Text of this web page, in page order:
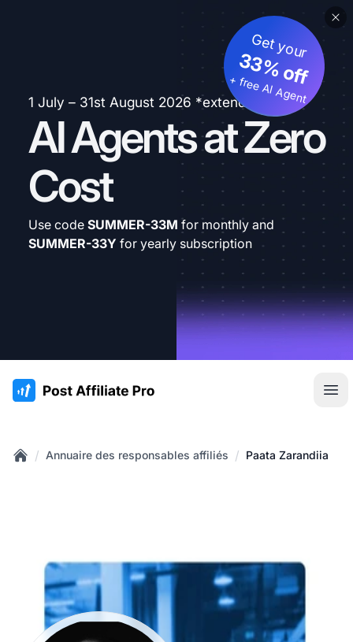
1 July – 31st August 2026 *extended
AI Agents at Zero
Cost
Get your
33% off
+ free AI Agent
Use code SUMMER-33M for monthly and
SUMMER-33Y for yearly subscription
:site.title
/ Annuaire des responsables affiliés / Paata Zarandiia